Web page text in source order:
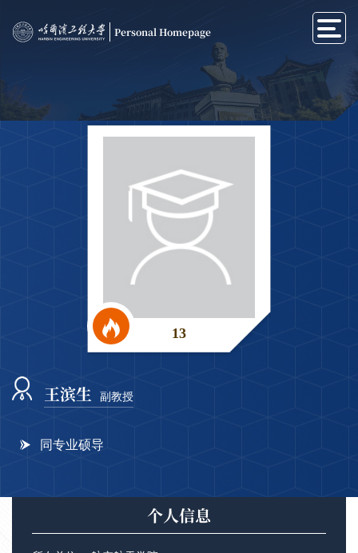
Personal Homepage
13
王滨生 副教授
同专业硕导
个人信息